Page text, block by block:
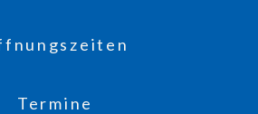
Termine